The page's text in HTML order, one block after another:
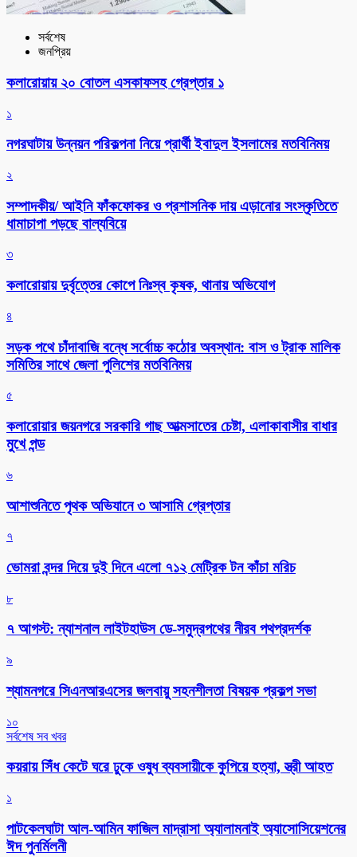
সর্বশেষ
জনপ্রিয়
কলারোয়ায় ২০ বোতল এসকাফসহ গ্রেপ্তার ১
১
নগরঘাটায় উন্নয়ন পরিকল্পনা নিয়ে প্রার্থী ইবাদুল ইসলামের মতবিনিময়
২
সম্পাদকীয়/ আইনি ফাঁকফোকর ও প্রশাসনিক দায় এড়ানোর সংস্কৃতিতে
ধামাচাপা পড়ছে বাল্যবিয়ে
৩
কলারোয়ায় দুর্বৃত্তের কোপে নিঃস্ব কৃষক, থানায় অভিযোগ
৪
সড়ক পথে চাঁদাবাজি বন্ধে সর্বোচ্চ কঠোর অবস্থান: বাস ও ট্রাক মালিক
সমিতির সাথে জেলা পুলিশের মতবিনিময়
৫
কলারোয়ার জয়নগরে সরকারি গাছ আত্মসাতের চেষ্টা, এলাকাবাসীর বাধার
মুখে পন্ড
৬
আশাশুনিতে পৃথক অভিযানে ৩ আসামি গ্রেপ্তার
৭
ভোমরা বন্দর দিয়ে দুই দিনে এলো ৭১২ মেট্রিক টন কাঁচা মরিচ
৮
৭ আগস্ট: ন্যাশনাল লাইটহাউস ডে-সমুদ্রপথের নীরব পথপ্রদর্শক
৯
শ্যামনগরে সিএনআরএসের জলবায়ু সহনশীলতা বিষয়ক প্রকল্প সভা
১০
সর্বশেষ সব খবর
কয়রায় সিঁধ কেটে ঘরে ঢুকে ওষুধ ব্যবসায়ীকে কুপিয়ে হত্যা, স্ত্রী আহত
১
পাটকেলঘাটা আল-আমিন ফাজিল মাদ্রাসা অ্যালামনাই অ্যাসোসিয়েশনের
ঈদ পুনর্মিলনী